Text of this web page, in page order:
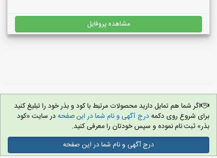
مشاهده پروفایل
اگر شما هم تمایل دارید محصولات مرتبط با کود و بذر خود را تبلیغ کنید
برای شروع روی دکمهدرج آگهی و نام شما در این صفحهدر سایت «کود
بذر» ثبت نام نموده و سپس خودتان را معرفی کنید.
درج آگهی و نام شما در این صفحه